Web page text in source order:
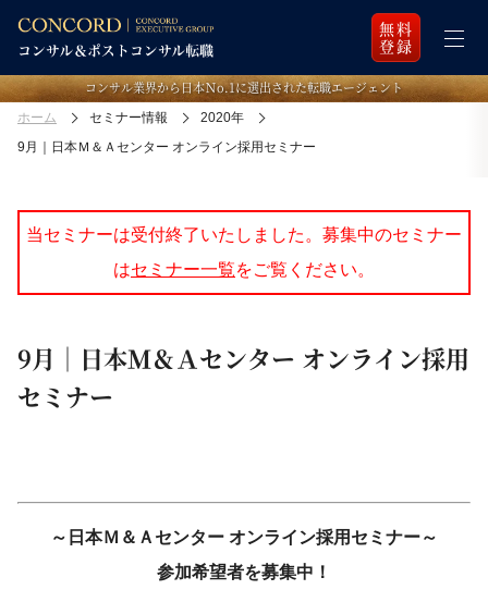
無料
登録
コンサル業界から日本Ｎo.1に選出された転職エージェント
ホーム セミナー情報
2020年
9月｜日本Ｍ＆Ａセンター オンライン採用セミナー
当セミナーは受付終了いたしました。募集中のセミナー
はセミナー一覧をご覧ください。
9月｜日本Ｍ＆Ａセンター オンライン採用
セミナー
～日本Ｍ＆Ａセンター オンライン採用セミナー～
参加希望者を募集中！